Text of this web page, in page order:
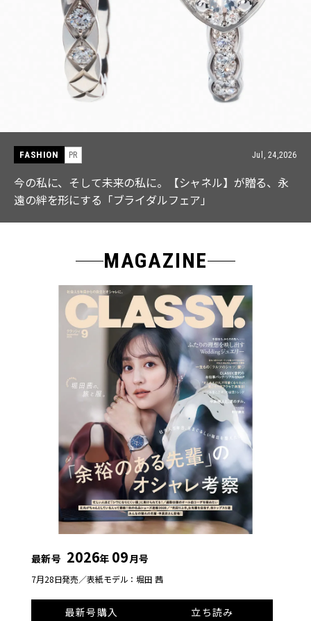
FASHION PR Jul, 15,2026
【ICB】人気インフルエンサーと共同制作! 週5で着たく
なる「名品ブラウス」２選
MAGAZINE
最新号 2026年 09月号
7月28日発売／表紙モデル：堀田 茜
最新号購入
立ち読み